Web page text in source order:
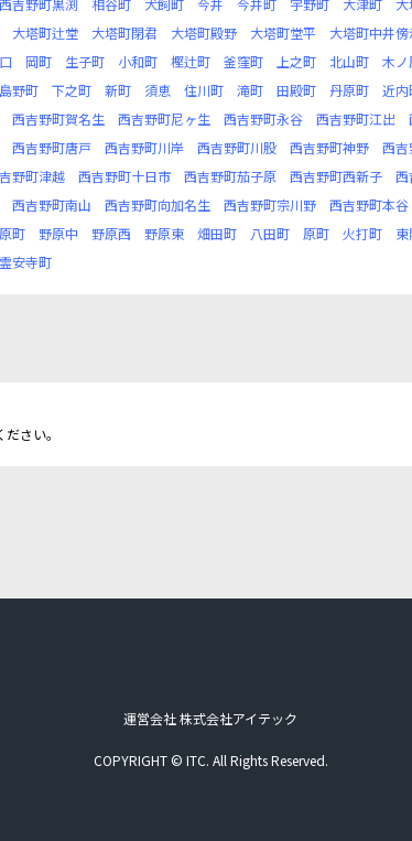
西吉野町黒渕 相谷町 犬飼町 今井 今井町 宇野町 大津町
大塔町辻堂 大塔町閉君 大塔町殿野 大塔町堂平 大塔町中井傍
岡町 生子町 小和町 樫辻町 釜窪町 上之町 北山町 木ノ
島野町 下之町 新町 須恵 住川町 滝町 田殿町 丹原町 近内
西吉野町賀名生 西吉野町尼ヶ生 西吉野町永谷 西吉野町江出
西吉野町唐戸 西吉野町川岸 西吉野町川股 西吉野町神野 西吉
野町津越 西吉野町十日市 西吉野町茄子原 西吉野町西新子 西
西吉野町南山 西吉野町向加名生 西吉野町宗川野 西吉野町本谷
町 野原中 野原西 野原東 畑田町 八田町 原町 火打町
霊安寺町
さい。
運営会社 株式会社アイテック
COPYRIGHT © ITC. All Rights Reserved.